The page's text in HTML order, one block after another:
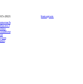
2021
I
Instagram